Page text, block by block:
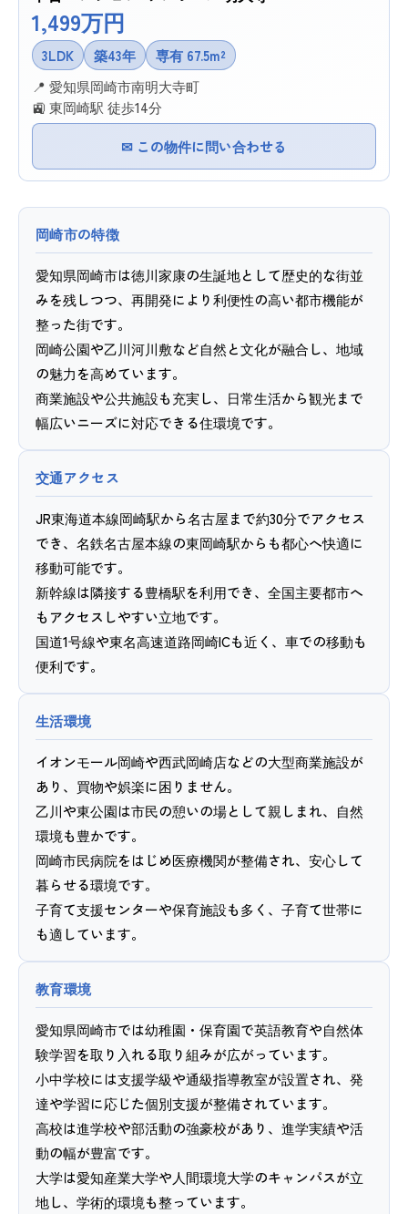
1,499万円
3LDK 築43年
専有 67.5m²
📍 愛知県岡崎市南明大寺町
🚉 東岡崎駅 徒歩14分
✉ この物件に問い合わせる
岡崎市の特徴
愛知県岡崎市は徳川家康の生誕地として歴史的な街並
みを残しつつ、再開発により利便性の高い都市機能が
整った街です。
岡崎公園や乙川河川敷など自然と文化が融合し、地域
の魅力を高めています。
商業施設や公共施設も充実し、日常生活から観光まで
幅広いニーズに対応できる住環境です。
交通アクセス
JR東海道本線岡崎駅から名古屋まで約30分でアクセス
でき、名鉄名古屋本線の東岡崎駅からも都心へ快適に
移動可能です。
新幹線は隣接する豊橋駅を利用でき、全国主要都市へ
もアクセスしやすい立地です。
国道1号線や東名高速道路岡崎ICも近く、車での移動も
便利です。
生活環境
イオンモール岡崎や西武岡崎店などの大型商業施設が
あり、買物や娯楽に困りません。
乙川や東公園は市民の憩いの場として親しまれ、自然
環境も豊かです。
岡崎市民病院をはじめ医療機関が整備され、安心して
暮らせる環境です。
子育て支援センターや保育施設も多く、子育て世帯に
も適しています。
教育環境
愛知県岡崎市では幼稚園・保育園で英語教育や自然体
験学習を取り入れる取り組みが広がっています。
小中学校には支援学級や通級指導教室が設置され、発
達や学習に応じた個別支援が整備されています。
高校は進学校や部活動の強豪校があり、進学実績や活
動の幅が豊富です。
大学は愛知産業大学や人間環境大学のキャンパスが立
地し、学術的環境も整っています。